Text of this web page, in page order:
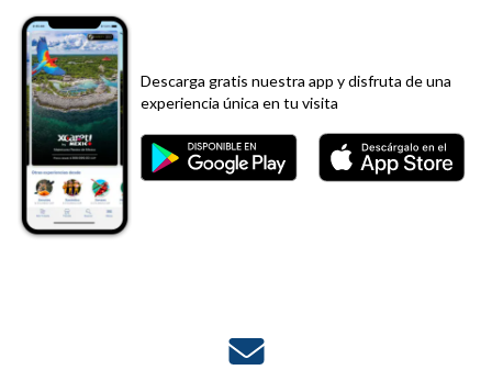
Descarga gratis nuestra app y disfruta de una
experiencia única en tu visita